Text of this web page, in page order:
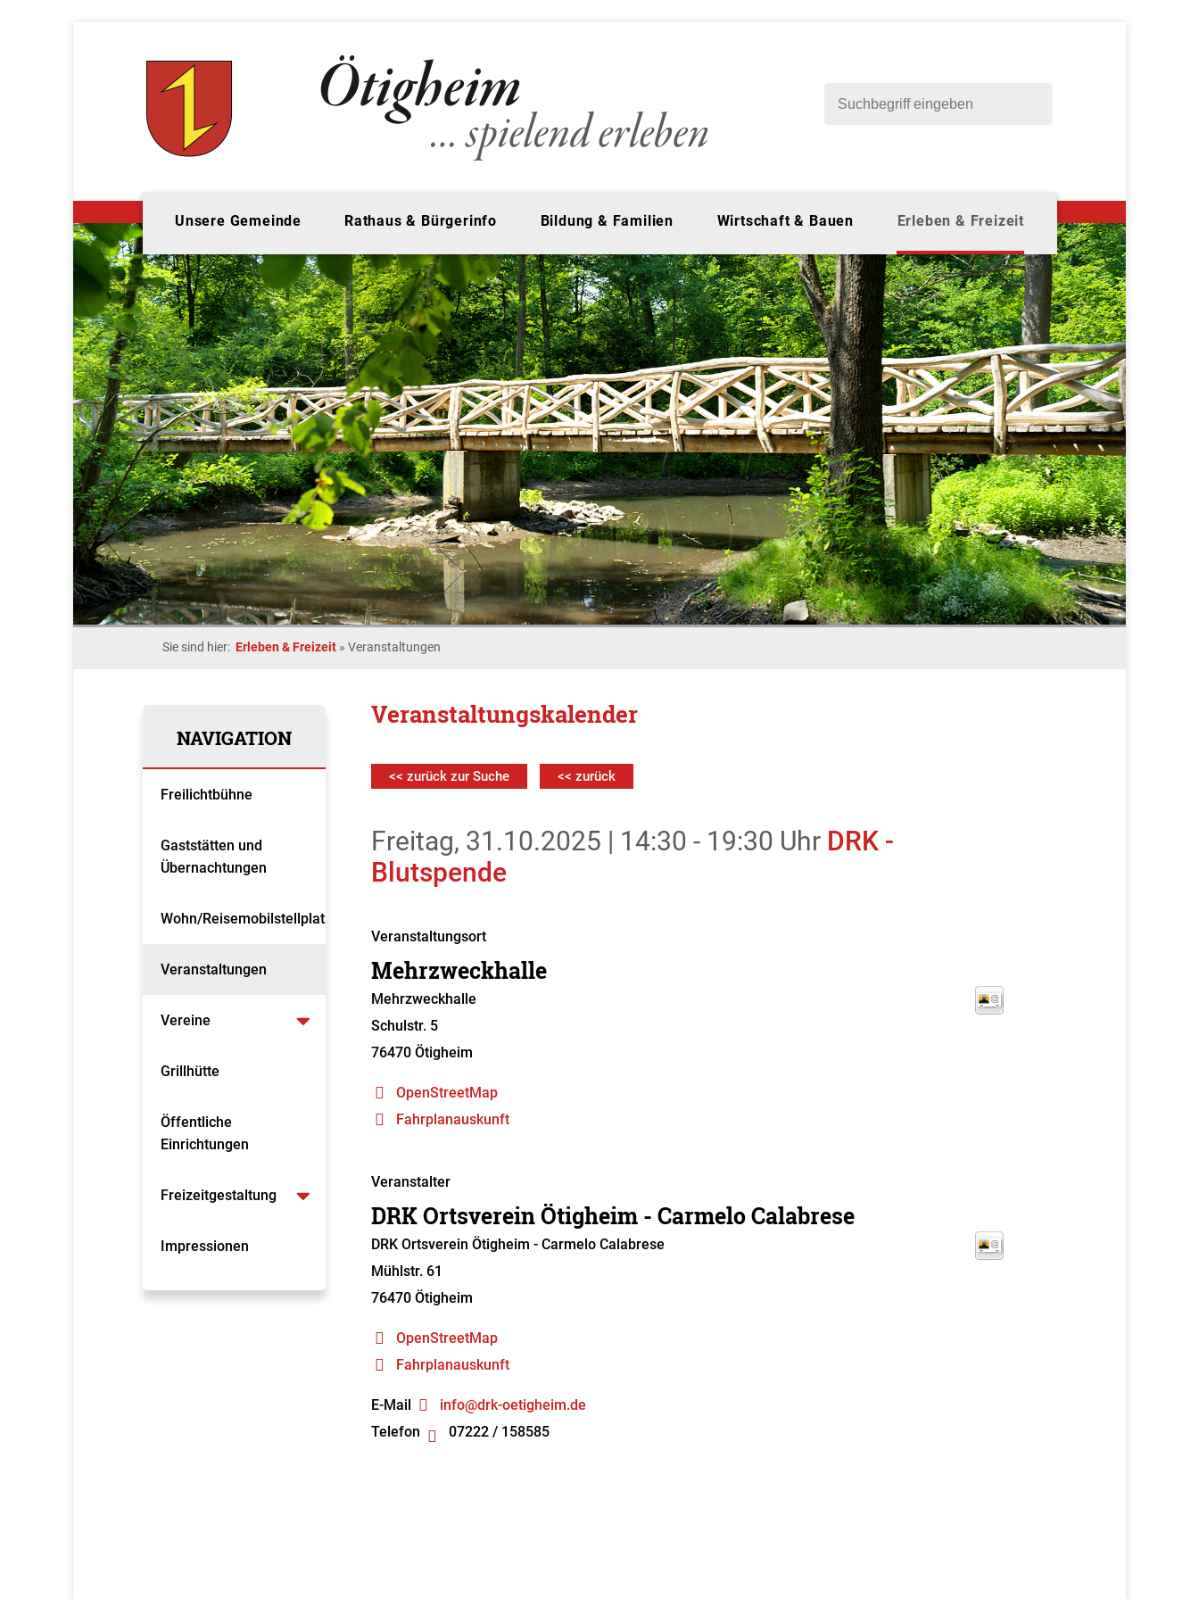
Unsere Gemeinde Rathaus & Bürgerinfo Bildung & Familien Wirtschaft & Bauen Erleben & Freizeit
Sie sind hier: Erleben & Freizeit » Veranstaltungen
NAVIGATION
Freilichtbühne
Gaststätten und
Übernachtungen
Wohn/Reisemobilstellplatz
Veranstaltungen
Vereine
Grillhütte
Öffentliche
Einrichtungen
Freizeitgestaltung
Impressionen
Veranstaltungskalender
<< zurück zur Suche << zurück
Freitag, 31.10.2025 | 14:30 - 19:30 Uhr DRK -
Blutspende
Veranstaltungsort
Mehrzweckhalle
Mehrzweckhalle
Schulstr. 5
76470 Ötigheim
OpenStreetMap
Fahrplanauskunft
Veranstalter
DRK Ortsverein Ötigheim - Carmelo Calabrese
DRK Ortsverein Ötigheim - Carmelo Calabrese
Mühlstr. 61
76470 Ötigheim
OpenStreetMap
Fahrplanauskunft
E-Mail
info@drk-oetigheim.de
Telefon
07222 / 158585